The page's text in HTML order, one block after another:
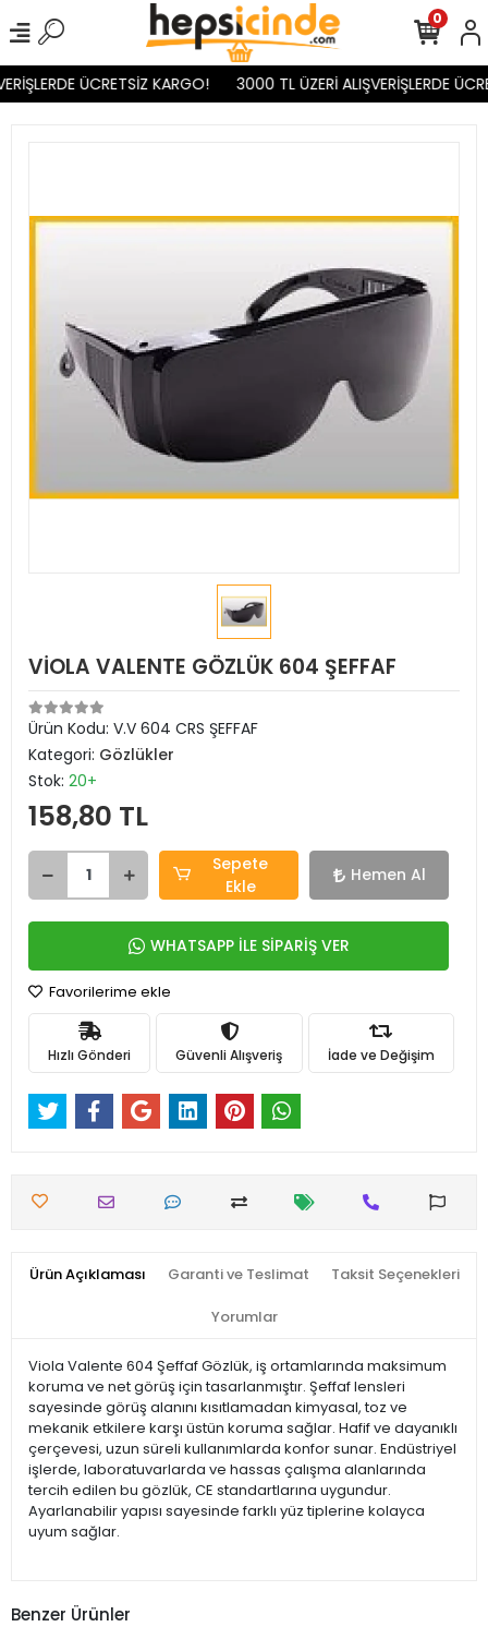
ÜCRETSİZ KARGO! 3000 TL ÜZERİ ALIŞVERİŞLERDE
0
VİOLA VALENTE GÖZLÜK 604 ŞEFFAF
Ürün Kodu: V.V 604 CRS ŞEFFAF
Kategori: Gözlükler
Stok: 20+
158,80 TL
Sepete
Ekle
Hemen Al
WHATSAPP İLE SİPARİŞ VER
Favorilerime ekle
Hızlı Gönderi Güvenli Alışveriş İade ve Değişim
Ürün Açıklaması Garanti ve Teslimat Taksit Seçenekleri
Yorumlar
Viola Valente 604 Şeffaf Gözlük, iş ortamlarında maksimum
koruma ve net görüş için tasarlanmıştır. Şeffaf lensleri
sayesinde görüş alanını kısıtlamadan kimyasal, toz ve
mekanik etkilere karşı üstün koruma sağlar. Hafif ve dayanıklı
çerçevesi, uzun süreli kullanımlarda konfor sunar. Endüstriyel
işlerde, laboratuvarlarda ve hassas çalışma alanlarında
tercih edilen bu gözlük, CE standartlarına uygundur.
Ayarlanabilir yapısı sayesinde farklı yüz tiplerine kolayca
uyum sağlar.
Benzer Ürünler